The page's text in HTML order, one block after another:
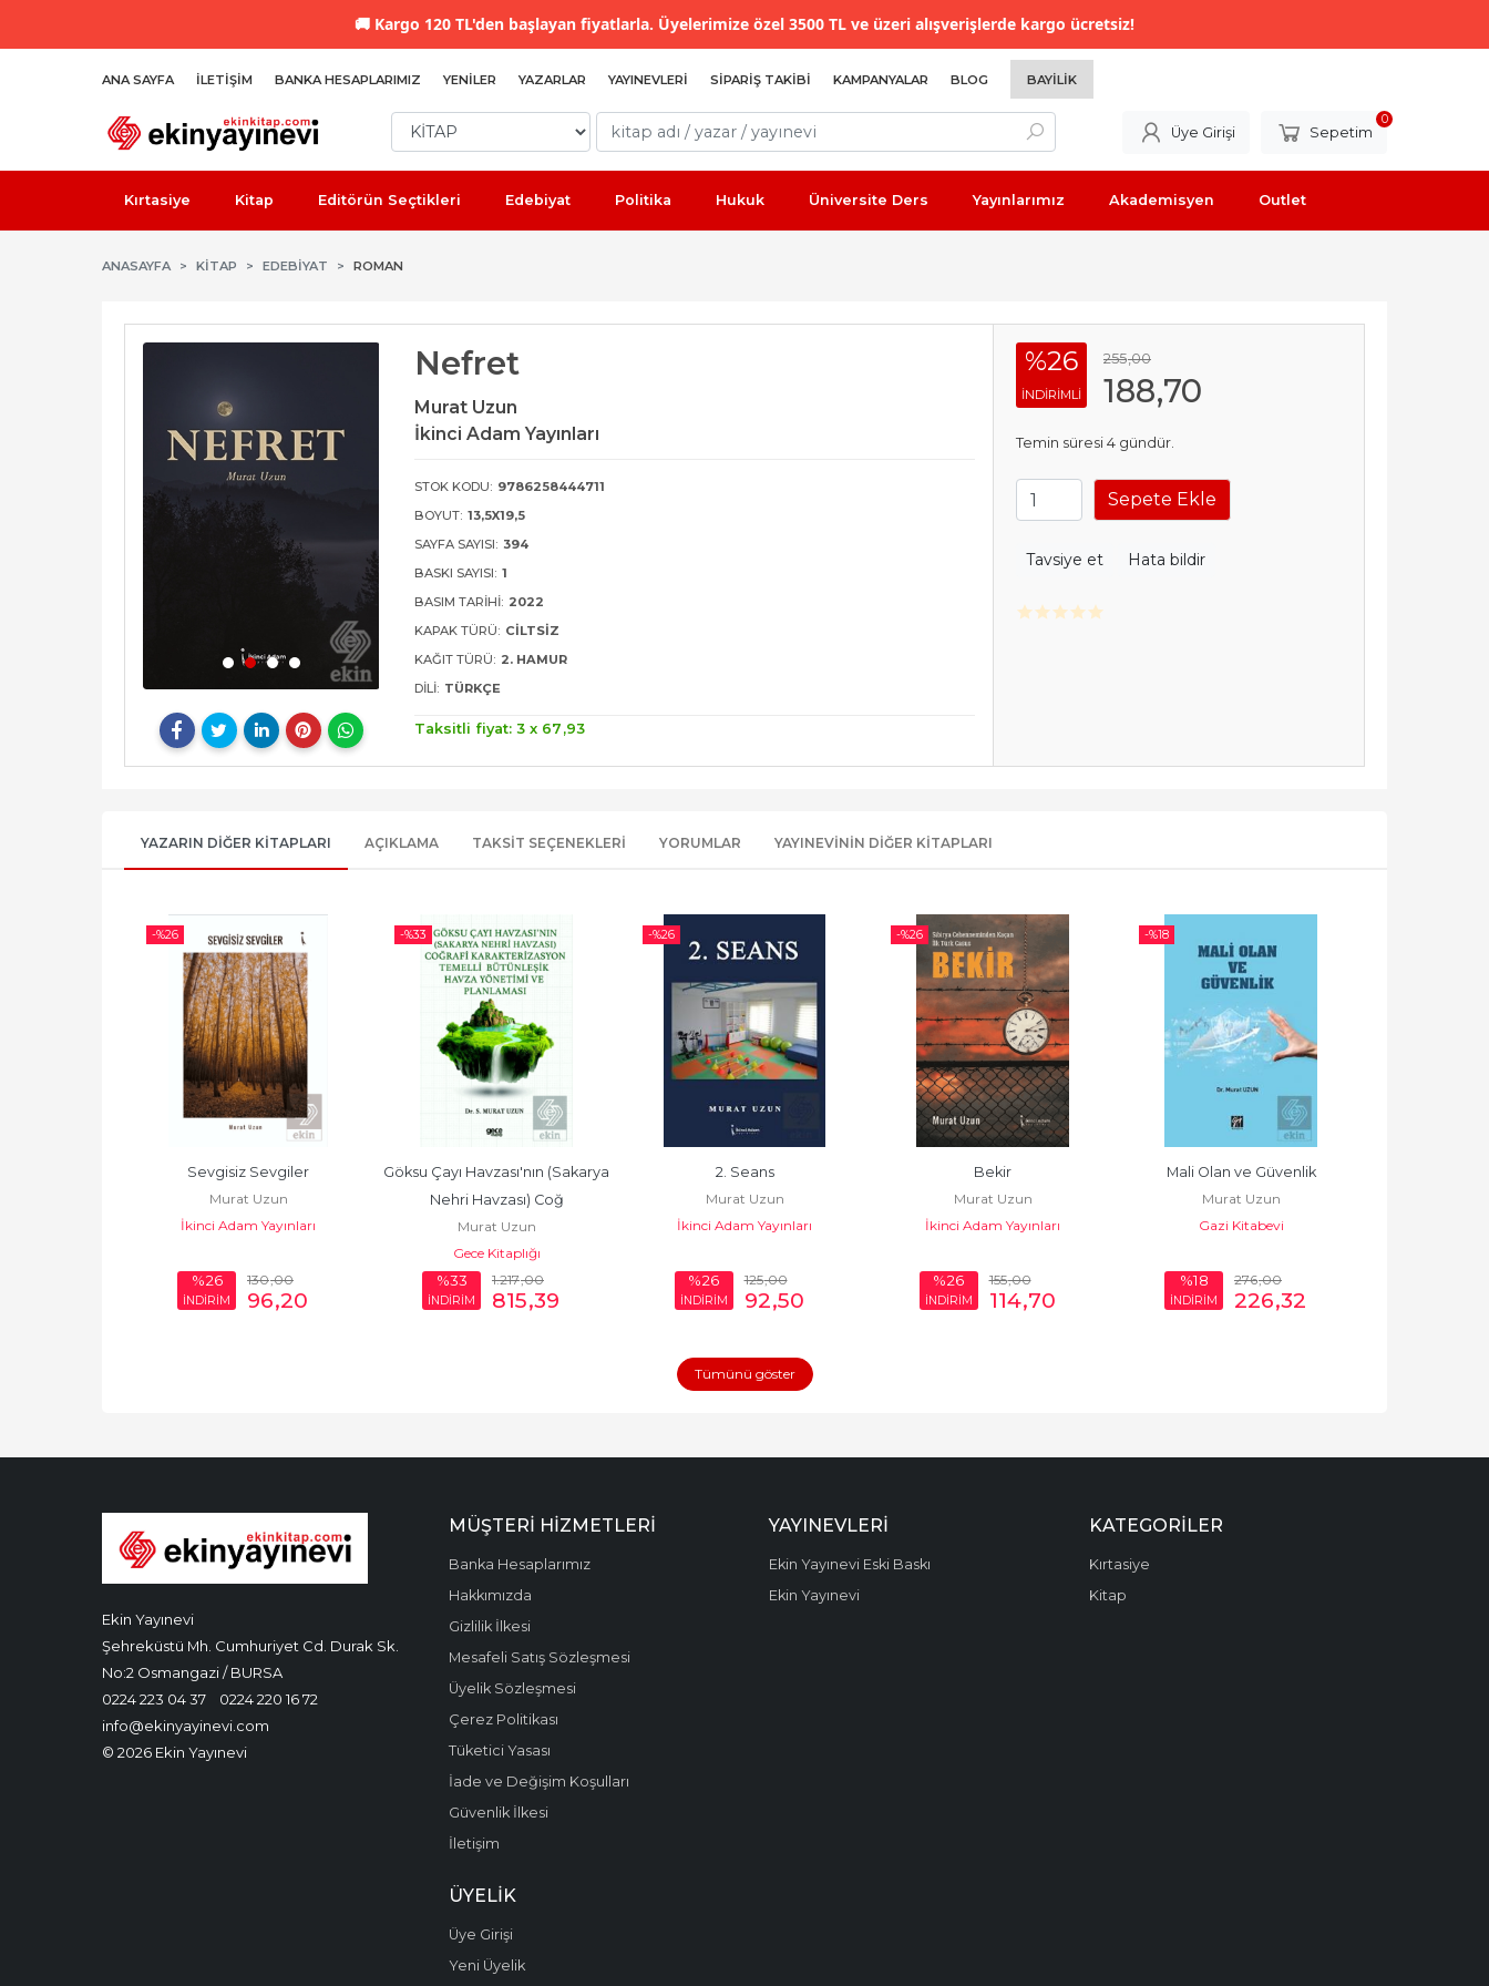
🚚 Kargo 120 TL'den başlayan fiyatlarla. Üyelerimize özel 3500 TL ve üzeri alışverişlerde kargo ücretsiz!
ANA SAYFA İLETIŞIM BANKA HESAPLARIMIZ YENILER YAZARLAR YAYINEVLERI SIPARIŞ TAKIBI KAMPANYALAR BLOG BAYILIK
Üye Girişi Sepetim
0
Kırtasiye Kitap Editörün Seçtikleri Edebiyat Politika Hukuk Üniversite Ders Yayınlarımız Akademisyen Outlet
ANASAYFA KİTAP EDEBIYAT ROMAN
Nefret
Murat Uzun
İkinci Adam Yayınları
STOK KODU: 9786258444711
BOYUT: 13,5X19,5
SAYFA SAYISI: 394
BASKI SAYISI: 1
BASIM TARIHI: 2022
KAPAK TÜRÜ: CILTSIZ
KAĞIT TÜRÜ: 2. HAMUR
DILI: TÜRKÇE
Taksitli fiyat: 3 x 67 ,93
%26
INDIRIMLI
255,00
188,70
Temin süresi 4 gündür.
Sepete Ekle
Tavsiye et Hata bildir
YAZARIN DIĞER KITAPLARI AÇIKLAMA TAKSIT SEÇENEKLERI YORUMLAR YAYINEVININ DIĞER KITAPLARI
-%26
Sevgisiz Sevgiler
Murat Uzun
İkinci Adam Yayınları
%26
İNDİRİM
130,00
96,20
-%33
Göksu Çayı Havzası'nın (Sakarya
Nehri Havzası) Coğ
Murat Uzun
Gece Kitaplığı
%33
İNDİRİM
1.217,00
815,39
-%26
2. Seans
Murat Uzun
İkinci Adam Yayınları
%26
İNDİRİM
125,00
92,50
-%26
Bekir
Murat Uzun
İkinci Adam Yayınları
%26
İNDİRİM
155,00
114,70
-%18
Mali Olan ve Güvenlik
Murat Uzun
Gazi Kitabevi
%18
İNDİRİM
276,00
226,32
Tümünü göster
Ekin Yayınevi
Şehreküstü Mh. Cumhuriyet Cd. Durak Sk.
No:2 Osmangazi / BURSA
0224 223 04 37
0224 220 16 72
info@ekinyayinevi.com
© 2026 Ekin Yayınevi
MÜŞTERI HIZMETLERI
Banka Hesaplarımız
Hakkımızda
Gizlilik İlkesi
Mesafeli Satış Sözleşmesi
Üyelik Sözleşmesi
Çerez Politikası
Tüketici Yasası
İade ve Değişim Koşulları
Güvenlik İlkesi
İletişim
YAYINEVLERI
Ekin Yayınevi Eski Baskı
Ekin Yayınevi
KATEGORILER
Kırtasiye
Kitap
ÜYELIK
Üye Girişi
Yeni Üyelik